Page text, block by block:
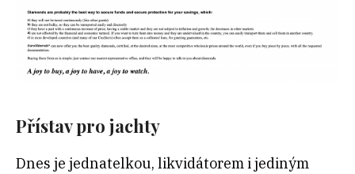
Přístav pro jachty
Dnes je jednatelkou, likvidátorem i jediným